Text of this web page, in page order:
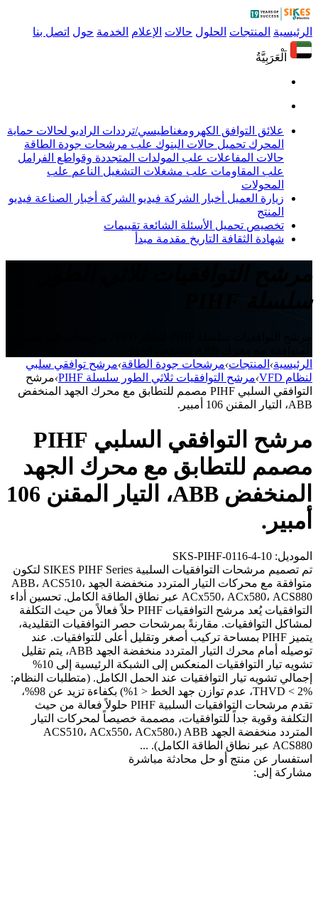
الرئيسية المنتجات الحلول حالات الإعلام الخدمة حول اتصل بنا
اَلْعَرَبِيَّةُ
علائق التوافق الكهرومغناطيسي/ترددات الراديو لحالات حماية
المحرك تحميل حالات البنوك علب مرشحات جودة الطاقة
حالات المفاعلات علب المولدات المتجددة وقواطع الفرامل
علب المقاومات علب مشغلات التشغيل الناعم علب
المحولات
زيارة العميل أخبار الشركة فيديو الشركة أخبار الصناعة فيديو
المنتج
تخصيص تحميل الأسئلة الشائعة تقييمات
شهادة الثقافة التاريخ مقدمة مبدأ
الرئيسية› المنتجات›مرشحات جودة الطاقة›مرشح توافقي سلبي
لنظام VFD
›مرشح التوافقيات ثلاثي الطور سلسلة PIHF ›مرشح
التوافقي السلبي PIHF مصمم للتطابق مع محرك الجهد المنخفض
ABB، التيار المقنن 106 أمبير.
مرشح التوافقي السلبي PIHF
مصمم للتطابق مع محرك الجهد
المنخفض ABB، التيار المقنن 106
أمبير.
الموديل: SKS-PIHF-0116-4-10
تم تصميم مرشحات التوافقيات السلبية SIKES PIHF Series لتكون
متوافقة مع محركات التيار المتردد منخفضة الجهد ABB، ACS510،
ACx550، ACx580، ACS880 عبر نطاق الطاقة الكامل. تحسين أداء
التوافقيات يُعد مرشح التوافقيات PIHF حلاً فعالاً من حيث التكلفة
لمشاكل التوافقيات. مقارنةً بمرشحات حصر التوافقيات التقليدية،
يتميز PIHF بمساحة تركيب أصغر وتقليل أعلى للتوافقيات. عند
توصيله أمام محرك التيار المتردد منخفضة الجهد ABB، يتم تقليل
تشويه تيار التوافقيات المنعكس إلى الشبكة الرئيسية إلى 10%
إجمالي تشويه تيار التوافقيات عند الحمل الكامل. (متطلبات النظام:
THVD < 2%، عدم توازن جهد الخط < 1%) بكفاءة تزيد عن 98%،
تقدم مرشحات التوافقيات السلبية PIHF حلولاً فعالة من حيث
التكلفة وقوية جداً للتوافقيات، مصممة خصيصاً لمحركات التيار
المتردد منخفضة الجهد ABB (ACS510، ACx550، ACx580،
ACS880 عبر نطاق الطاقة الكامل). ...
استفسار عن منتج أو حل محادثة مباشرة
مشاركة إلى: